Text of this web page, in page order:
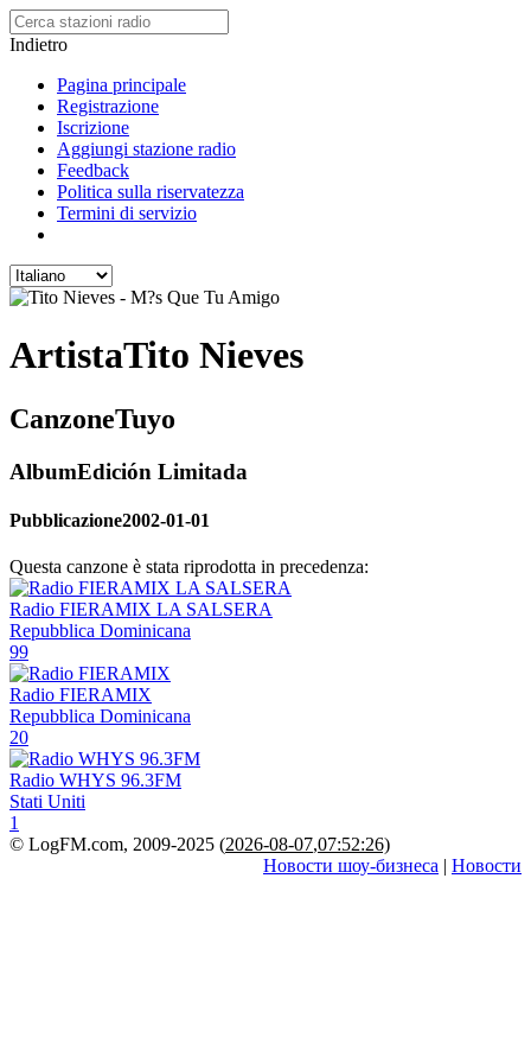
Indietro
Pagina principale
Registrazione
Iscrizione
Aggiungi stazione radio
Feedback
Politica sulla riservatezza
Termini di servizio
ArtistaTito Nieves
CanzoneTuyo
AlbumEdición Limitada
Pubblicazione2002-01-01
Questa canzone è stata riprodotta in precedenza:
Radio FIERAMIX LA SALSERA
Repubblica Dominicana
99
Radio FIERAMIX
Repubblica Dominicana
20
Radio WHYS 96.3FM
Stati Uniti
1
© LogFM.com, 2009-2025 (2026-08-07,07:52:26)
Новости шоу-бизнеса | Новости